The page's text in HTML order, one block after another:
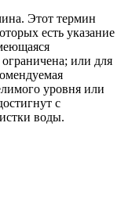
Этот термин
есть указание
или для
уровня или
с
воды.